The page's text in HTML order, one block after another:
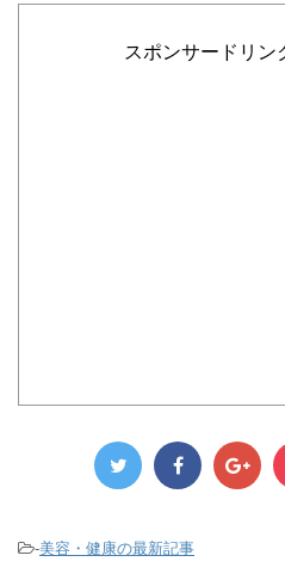
スポンサードリン
-美容・健康の最新記事